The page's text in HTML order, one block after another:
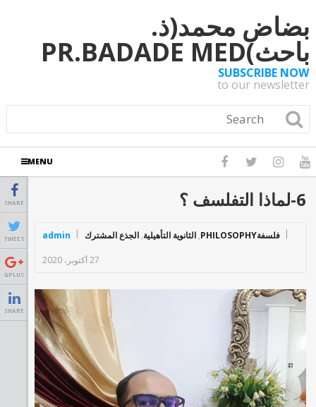
بضاض محمد(ذ.
باحث)PR.BADADE MED
SUBSCRIBE NOW
to our newsletter
MENU
SHARE
TWEET
GPLUS
SHARE
6-لماذا التفلسف ؟
admin فلسفةPHILOSOPHY ,الثانوية التأهيلية,الجذع المشترك
27 أكتوبر، 2020